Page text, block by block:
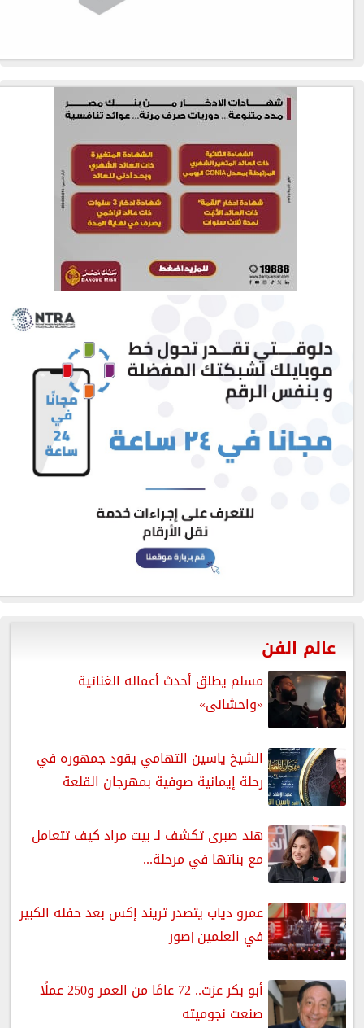
عالم الفن
مسلم يطلق أحدث أعماله الغنائية
«واحشانى»
الشيخ ياسين التهامي يقود جمهوره في
رحلة إيمانية صوفية بمهرجان القلعة
هند صبرى تكشف لـ بيت مراد كيف تتعامل
مع بناتها في مرحلة...
عمرو دياب يتصدر تريند إكس بعد حفله الكبير
في العلمين |صور
أبو بكر عزت.. 72 عامًا من العمر و250 عملًا
صنعت نجوميته